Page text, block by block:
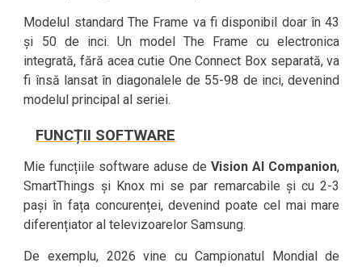
Modelul standard The Frame va fi disponibil doar în 43
și 50 de inci. Un model The Frame cu electronica
integrată, fără acea cutie One Connect Box separată, va
fi însă lansat în diagonalele de 55-98 de inci, devenind
modelul principal al seriei.
FUNCȚII SOFTWARE
Mie funcțiile software aduse deVision AI Companion,
SmartThings și Knox mi se par remarcabile și cu 2-3
pași în fața concurenței, devenind poate cel mai mare
diferențiator al televizoarelor Samsung.
De exemplu, 2026 vine cu Campionatul Mondial de